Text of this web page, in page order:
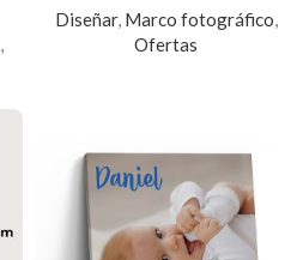
,
Diseñar, Marco fotográfico,
Ofertas